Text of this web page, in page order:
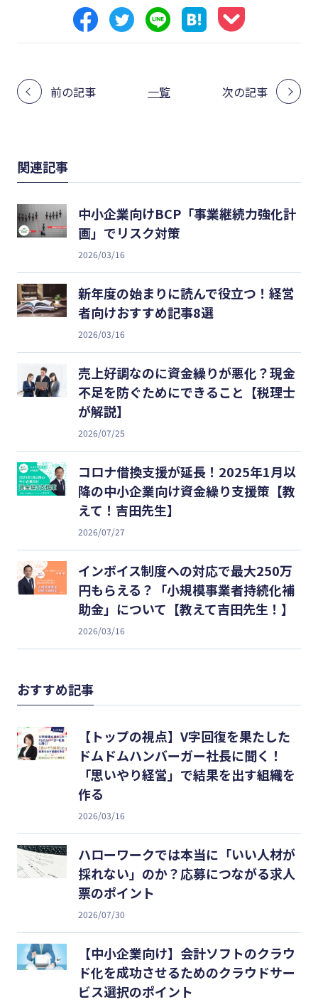
前の記事 一覧 次の記事
関連記事
中小企業向けBCP「事業継続力強化計
画」でリスク対策
2026/03/16
新年度の始まりに読んで役立つ！経営
者向けおすすめ記事8選
2026/03/16
売上好調なのに資金繰りが悪化？現金
不足を防ぐためにできること【税理士
が解説】
2026/07/25
コロナ借換支援が延長！2025年1月以
降の中小企業向け資金繰り支援策【教
えて！吉田先生】
2026/07/27
インボイス制度への対応で最大250万
円もらえる？「小規模事業者持続化補
助金」について【教えて吉田先生！】
2026/03/16
おすすめ記事
【トップの視点】V字回復を果たした
ドムドムハンバーガー社長に聞く！
「思いやり経営」で結果を出す組織を
作る
2026/03/16
ハローワークでは本当に「いい人材が
採れない」のか？応募につながる求人
票のポイント
2026/07/30
【中小企業向け】会計ソフトのクラウ
ド化を成功させるためのクラウドサー
ビス選択のポイント